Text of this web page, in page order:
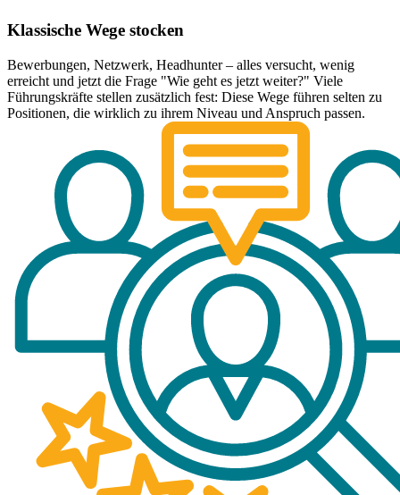
Klassische Wege stocken
Bewerbungen, Netzwerk, Headhunter – alles versucht, wenig
erreicht und jetzt die Frage "Wie geht es jetzt weiter?" Viele
Führungskräfte stellen zusätzlich fest: Diese Wege führen selten zu
Positionen, die wirklich zu ihrem Niveau und Anspruch passen.